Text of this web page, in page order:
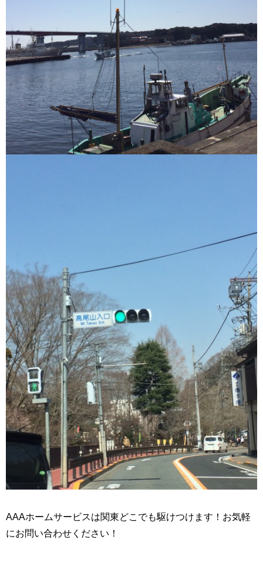
AAAホームサービスは関東どこでも駆けつけます！お気軽
にお問い合わせください！